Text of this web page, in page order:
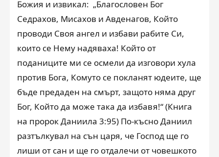
Божия и извикал: „Благословен Бог
Седрахов, Мисахов и Авденагов, Който
проводи Своя ангел и избави рабите Си,
които се Нему надяваха! Който от
поданиците ми се осмели да изговори хула
против Бога, Комуто се покланят юдеите, ще
бъде предаден на смърт, защото няма друг
Бог, Който да може така да избавя!“ (Книга
на пророк Даниила 3:95) По-късно Даниил
разтълкувал на сън царя, че Господ ще го
лиши от сан и ще го отдалечи от човешкото